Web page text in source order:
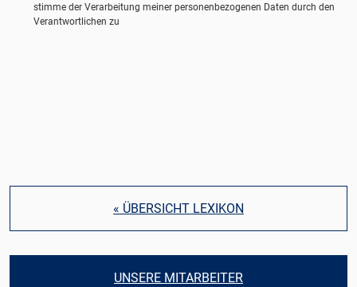
stimme der Verarbeitung meiner personenbezogenen Daten durch den
Verantwortlichen zu
« ÜBERSICHT LEXIKON
UNSERE MITARBEITER